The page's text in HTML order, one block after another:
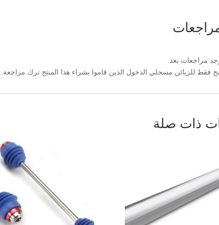
مراجعات بعد.
فقط للزبائن مسجلي الدخول الذين قاموا بشراء هذا المنتج ترك مراجعة.
ذات صلة